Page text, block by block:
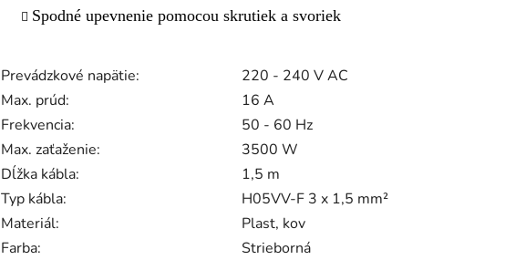
Spodné upevnenie pomocou skrutiek a svoriek
Prevádzkové napätie:
220 - 240 V AC
Max. prúd:
16 A
Frekvencia:
50 - 60 Hz
Max. zaťaženie:
3500 W
Dĺžka kábla:
1,5 m
Typ kábla:
H05VV-F 3 x 1,5 mm²
Materiál:
Plast, kov
Farba:
Strieborná